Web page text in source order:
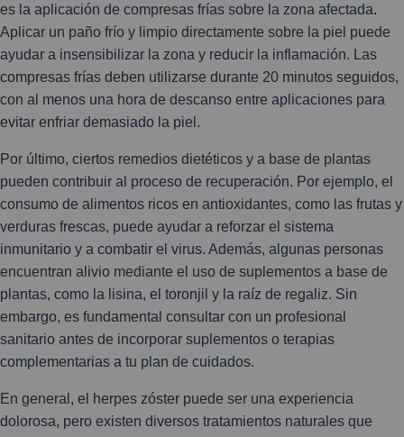
es la aplicación de compresas frías sobre la zona afectada.
Aplicar un paño frío y limpio directamente sobre la piel puede
ayudar a insensibilizar la zona y reducir la inflamación. Las
compresas frías deben utilizarse durante 20 minutos seguidos,
con al menos una hora de descanso entre aplicaciones para
evitar enfriar demasiado la piel.
Por último, ciertos remedios dietéticos y a base de plantas
pueden contribuir al proceso de recuperación. Por ejemplo, el
consumo de alimentos ricos en antioxidantes, como las frutas y
verduras frescas, puede ayudar a reforzar el sistema
inmunitario y a combatir el virus. Además, algunas personas
encuentran alivio mediante el uso de suplementos a base de
plantas, como la lisina, el toronjil y la raíz de regaliz. Sin
embargo, es fundamental consultar con un profesional
sanitario antes de incorporar suplementos o terapias
complementarias a tu plan de cuidados.
En general, el herpes zóster puede ser una experiencia
dolorosa, pero existen diversos tratamientos naturales que